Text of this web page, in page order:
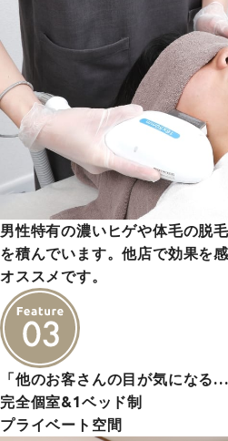
男性特有の濃いヒゲや体毛の脱
を積んでいます。他店で効果を
オススメです。
「他のお客さんの目が気になる…
完全個室&1ベッド制
プライベート空間